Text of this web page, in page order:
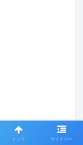
トップ サイドバー